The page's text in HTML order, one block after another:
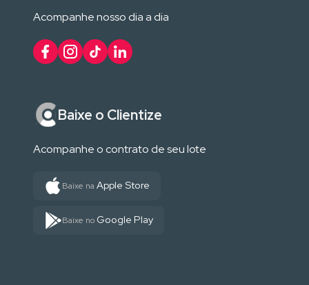
Acompanhe nosso dia a dia
Baixe o Clientize
Acompanhe o contrato de seu lote
Baixe na Apple Store
Baixe no Google Play